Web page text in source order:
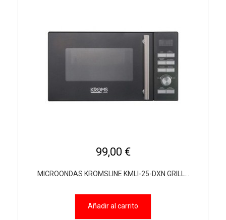
99,00 €
MICROONDAS KROMSLINE KMLI-25-DXN GRILL...
Añadir al carrito